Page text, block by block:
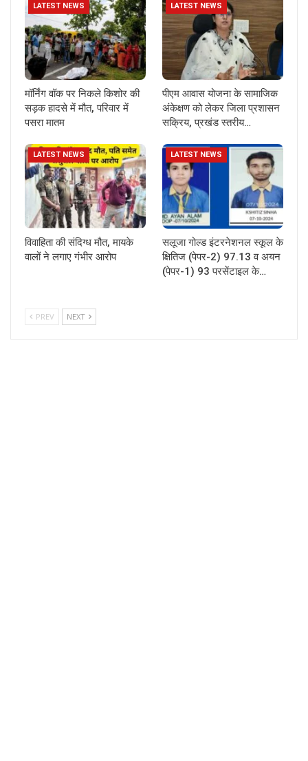
LATEST NEWS
मॉर्निंग वॉक पर निकले किशोर की
सड़क हादसे में मौत, परिवार में
पसरा मातम
LATEST NEWS
पीएम आवास योजना के सामाजिक
अंकेक्षण को लेकर जिला प्रशासन
सक्रिय, प्रखंड स्तरीय…
LATEST NEWS
विवाहिता की संदिग्ध मौत, मायके
वालों ने लगाए गंभीर आरोप
LATEST NEWS
सलूजा गोल्ड इंटरनेशनल स्कूल के
क्षितिज (पेपर-2) 97.13 व अयन
(पेपर-1) 93 परसेंटाइल के…
PREV NEXT